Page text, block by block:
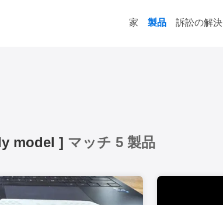
家 製品 訴訟の解決
model ] マッチ 5 製品